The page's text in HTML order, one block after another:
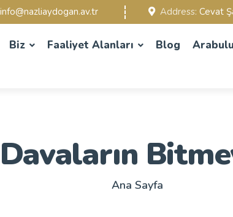
info@nazliaydogan.av.tr Address: Cevat
Biz Faaliyet Alanları Blog
Ana Sayfa